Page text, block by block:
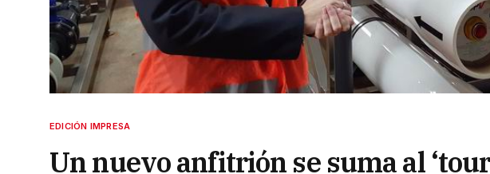
EDICIÓN IMPRESA
Un nuevo anfitrión se suma al